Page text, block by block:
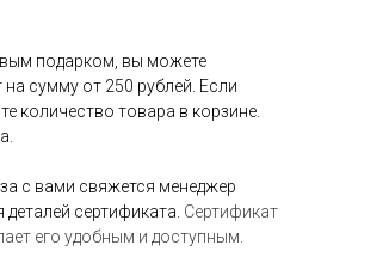
подарком, вы можете
сумму от 250 рублей. Если
количество товара в корзине.
с вами свяжется менеджер
деталей сертификата. Сертификат
его удобным и доступным.